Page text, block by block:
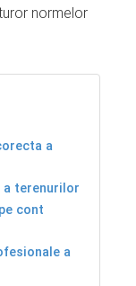
normelor
a
a terenurilor
cont
a